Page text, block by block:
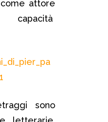
attore
sono